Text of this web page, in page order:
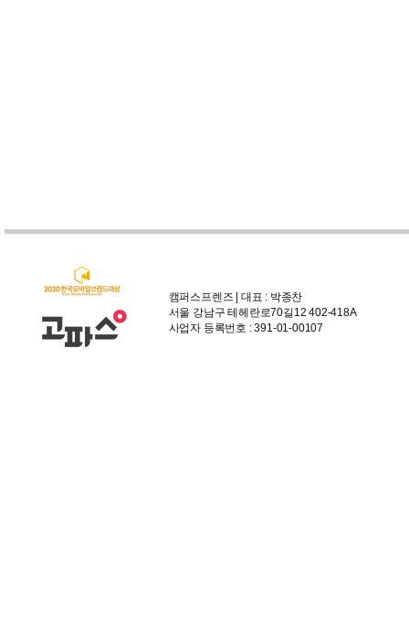
캠퍼스프렌즈 | 대표 : 박종찬
서울 강남구 테헤란로70길12 402-418A
사업자 등록번호 : 391-01-00107